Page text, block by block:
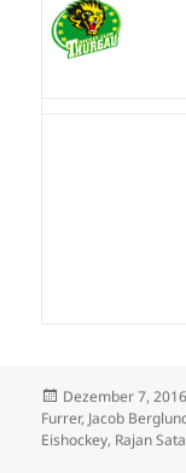
Veröffentlicht
am
Dezember 7, 2016
Furrer, Jacob
Eishockey, Rajan